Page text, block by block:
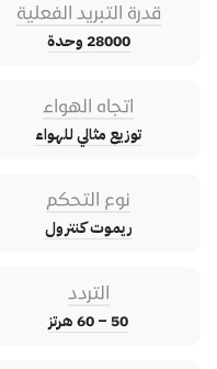
قدرة التبريد الفعلية
28000 وحدة
اتجاه الهواء
توزيع مثالي للهواء
نوع التحكم
ريموت كنترول
التردد
50 – 60 هرتز